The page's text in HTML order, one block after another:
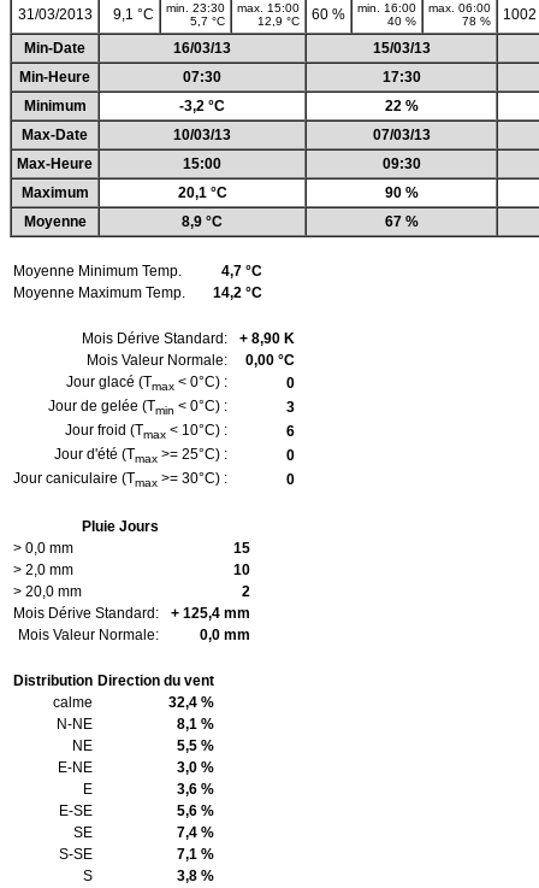
31/03/2013 9,1 °C
min. 23:30
5,7 °C
max. 15:00
12,9 °C
60 %
min. 16:00
40 %
max. 06:00
78 %
Min-Date
16/03/13
15/03/13
Min-Heure
07:30
17:30
Minimum
-3,2 °C
22 %
Max-Date
10/03/13
07/03/13
Max-Heure
15:00
09:30
Maximum
20,1 °C
90 %
Moyenne
8,9 °C 67 %
Moyenne Minimum Temp.
4,7 °C
Moyenne Maximum Temp.
14,2 °C
Mois Dérive Standard:
+ 8,90 K
Mois Valeur Normale:
0,00 °C
Jour glacé (Tmax < 0°C) :
0
Jour de gelée (Tmin < 0°C) :
3
Jour froid (Tmax < 10°C) :
6
Jour d'été (Tmax >= 25°C) :
0
Jour caniculaire (Tmax >= 30°C) : 0
Pluie Jours
> 0,0 mm
15
> 2,0 mm
10
> 20,0 mm
2
Mois Dérive Standard:
+ 125,4 mm
Mois Valeur Normale:
0,0 mm
Distribution Direction du vent
calme
32,4 %
N-NE
8,1 %
NE
5,5 %
E-NE
3,0 %
E
3,6 %
E-SE
5,6 %
SE
7,4 %
S-SE
7,1 %
S
3,8 %